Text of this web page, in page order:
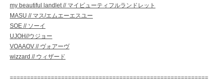
my beautiful landlet // マイビューティフルランドレット
MASU // マス/エムエーエスユー
SOE // ソーイ
UJOH//ウジョー
VOAAOV // ヴォアーヴ
wizzard // ウィザード
==========================================================